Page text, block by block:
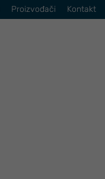
Proizvođači Kontakt